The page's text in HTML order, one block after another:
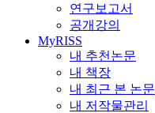
연구보고서
공개강의
MyRISS
내 추천논문
내 책장
내 최근 본 논문
내 저작물관리